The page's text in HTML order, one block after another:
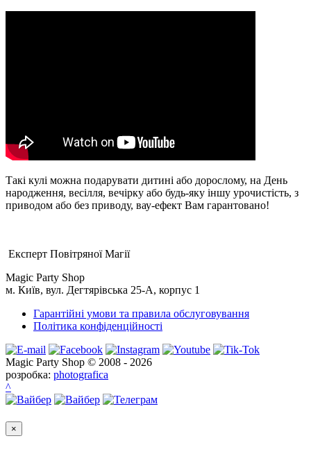
Такі кулі можна подарувати дитині або дорослому, на День
народження, весілля, вечірку або будь-яку іншу урочистість, з
приводом або без приводу, вау-ефект Вам гарантовано!
Експерт Повітряної Магії
Magic Party Shop
м. Київ, вул. Дегтярівська 25-А, корпус 1
Гарантійні умови та правила обслуговування
Політика конфіденційності
Magic Party Shop © 2008 - 2026
розробка: photografica
^
×